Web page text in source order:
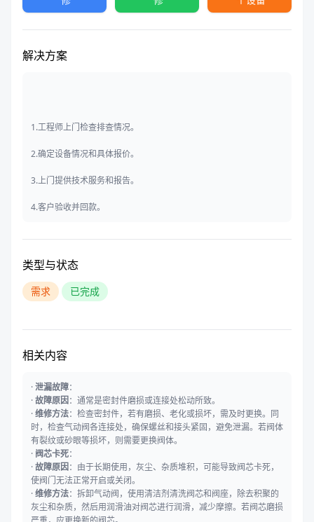
解决方案
1.工程师上门检查排查情况。
2.确定设备情况和具体报价。
3.上门提供技术服务和报告。
4.客户验收并回款。
类型与状态
需求 已完成
相关内容
·泄漏故障：
·故障原因 ：通常是密封件磨损或连接处松动所致。
·维修方法：检查密封件，若有磨损、老化或损坏，需及时更换。同
时，检查气动阀各连接处，确保螺丝和接头紧固，避免泄漏。若阀体
有裂纹或砂眼等损坏，则需要更换阀体。
· 阀芯卡死：
·故障原因 ：由于长期使用，灰尘、杂质堆积，可能导致阀芯卡死，
使阀门无法正常开启或关闭。
·维修方法：拆卸气动阀，使用清洁剂清洗阀芯和阀座，除去积聚的
灰尘和杂质，然后用润滑油对阀芯进行润滑，减少摩擦。若阀芯磨损